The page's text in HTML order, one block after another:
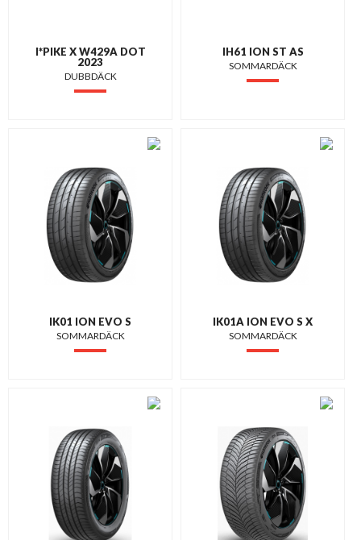
I*PIKE X W429A DOT
2023
DUBBDÄCK
IH61 ION ST AS
SOMMARDÄCK
IK01 ION EVO S
SOMMARDÄCK
IK01A ION EVO S X
SOMMARDÄCK